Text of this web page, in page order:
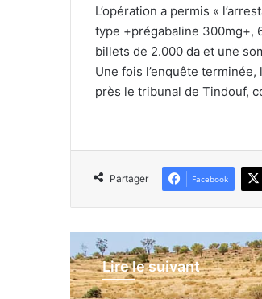
L’opération a permis «
type +prégabaline 300mg+,
billets de 2.000 da et une
Une fois l’enquête
près le tribunal de Tindouf,
Partager Facebook
Lire le suivant